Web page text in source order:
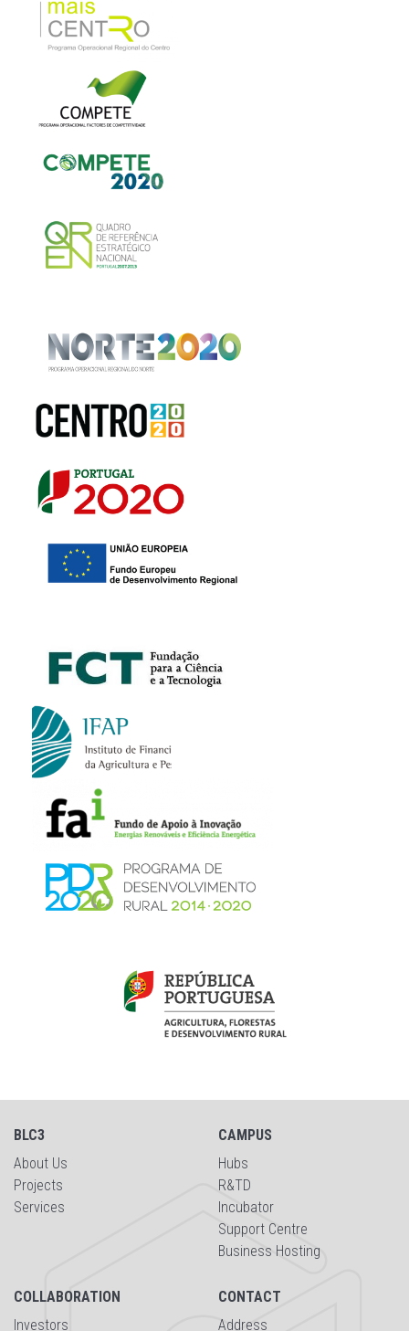
BLC3
About Us
Projects
Services
CAMPUS
Hubs
R&TD
Incubator
Support Centre
Business Hosting
COLLABORATION
Investors
CONTACT
Address